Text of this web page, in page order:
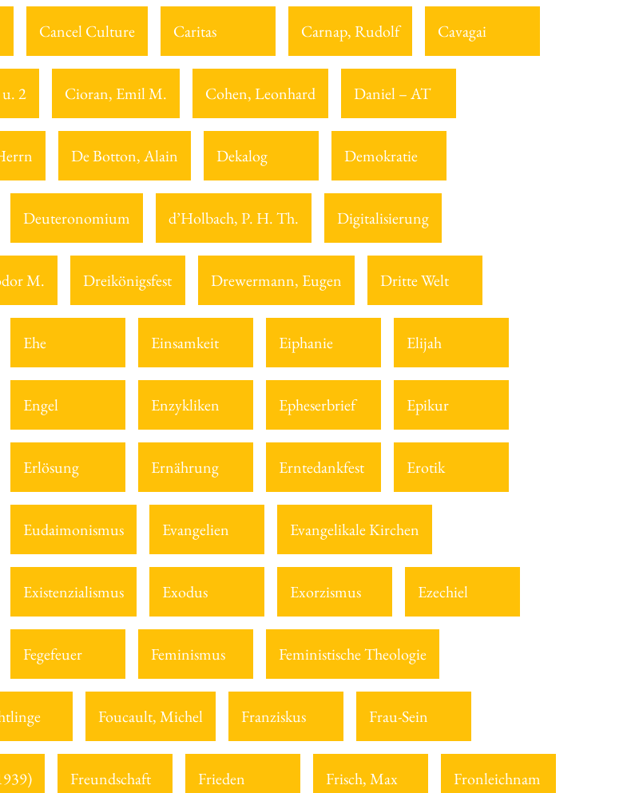
Cancel Culture Caritas Carnap, Rudolf Cavagai
2 Cioran, Emil M. Cohen, Leonhard Daniel – AT
De Botton, Alain Dekalog Demokratie
Deuteronomium d’Holbach, P. H. Th. Digitalisierung
M. Dreikönigsfest Drewermann, Eugen Dritte Welt
Ehe Einsamkeit Eiphanie Elijah
Engel Enzykliken Epheserbrief Epikur
Erlösung Ernährung Erntedankfest Erotik
Eudaimonismus Evangelien Evangelikale Kirchen
Existenzialismus Exodus Exorzismus Ezechiel
Fegefeuer Feminismus Feministische Theologie
Foucault, Michel Franziskus Frau-Sein
Freundschaft Frieden Frisch, Max Fronleichnam